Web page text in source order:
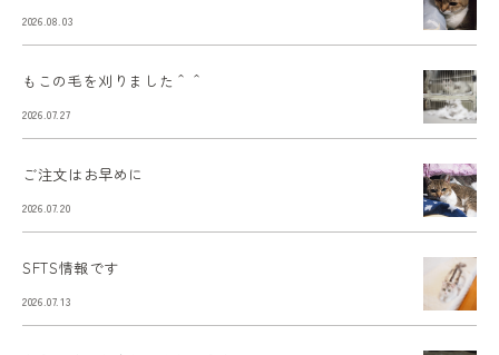
2026.08.03
もこの毛を刈りました＾＾
2026.07.27
ご注文はお早めに
2026.07.20
SFTS情報です
2026.07.13